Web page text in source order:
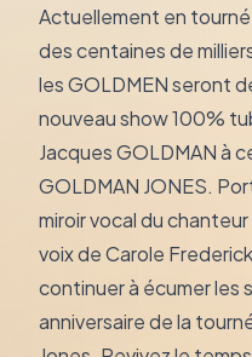
Actuellement en
des centaines de
les GOLDMEN seront
nouveau show 100%
Jacques GOLDMAN à
GOLDMAN JONES.
miroir vocal du
voix de Carole
continuer à écumer les
anniversaire de la